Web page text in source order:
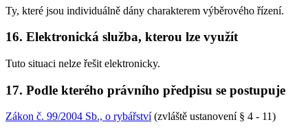
Ty, které jsou individuálně dány charakterem výběrového řízení.
16. Elektronická služba, kterou lze využít
Tuto situaci nelze řešit elektronicky.
17. Podle kterého právního předpisu se postupuje
Zákon č. 99/2004 Sb., o rybářství(zvláště ustanovení § 4 - 11)